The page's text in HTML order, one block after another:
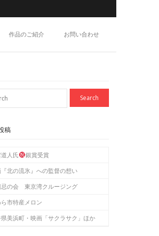
作品のご紹介 お問い合わせ
稿
人氏
銀賞受賞
北の流氷』への監督の想い
忌の会 東京湾クルージング
市特産メロン
美浜町・映画「サクラサク」ほか